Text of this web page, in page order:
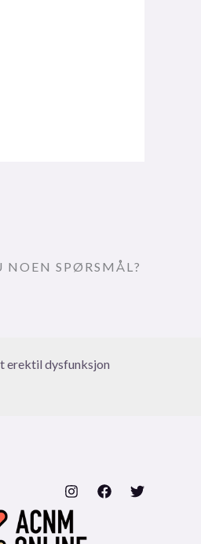
NOEN SPØRSMÅL?
erektil dysfunksjon